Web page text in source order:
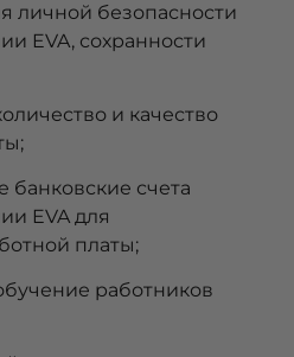
личной безопасности
EVA, сохранности
и качество
счета
EVA для
платы;
работников